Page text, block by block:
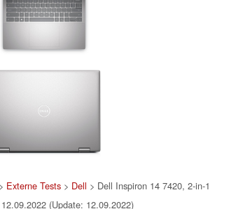
> Externe Tests > Dell > Dell Inspiron 14 7420, 2-in-1
(Update: 12.09.2022)